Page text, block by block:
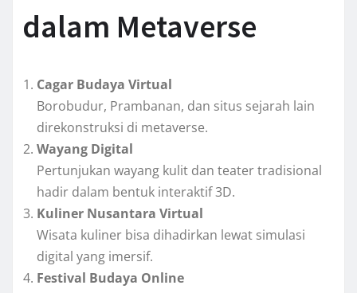
dalam Metaverse
Cagar Budaya Virtual
Borobudur, Prambanan, dan situs sejarah lain
direkonstruksi di metaverse.
Wayang Digital
Pertunjukan wayang kulit dan teater tradisional
hadir dalam bentuk interaktif 3D.
Kuliner Nusantara Virtual
Wisata kuliner bisa dihadirkan lewat simulasi
digital yang imersif.
Festival Budaya Online